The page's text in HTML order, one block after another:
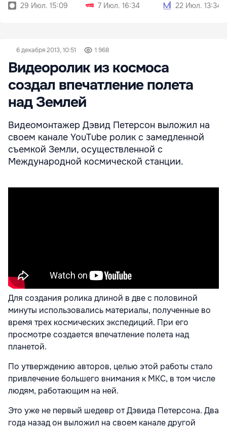
29 Июл. 15:09
7 Июл. 16:34
22 Июл. 13:34
6 декабря 2013, 10:51 1 968
Видеоролик из космоса
создал впечатление полета
над Землей
Видеомонтажер Дэвид Петерсон выложил на
своем канале YouTube ролик с замедленной
съемкой Земли, осуществленной с
Международной космической станции.
Для создания ролика длиной в две с половиной
минуты использовались материалы, полученные во
время трех космических экспедиций. При его
просмотре создается впечатление полета над
планетой.
По утверждению авторов, целью этой работы стало
привлечение бoльшего внимания к МКС, в том числе
людям, работающим на ней.
Это уже не первый шедевр от Дэвида Петерсона. Два
года назад он выложил на своем канале другой